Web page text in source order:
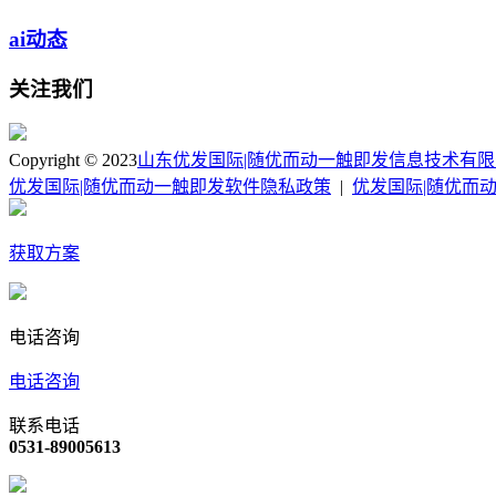
ai动态
关注我们
Copyright © 2023山东优发国际|随优而动一触即发信息技术有
优发国际|随优而动一触即发软件隐私政策 | 优发国际|随优而
获取方案
电话咨询
电话咨询
联系电话
0531-89005613